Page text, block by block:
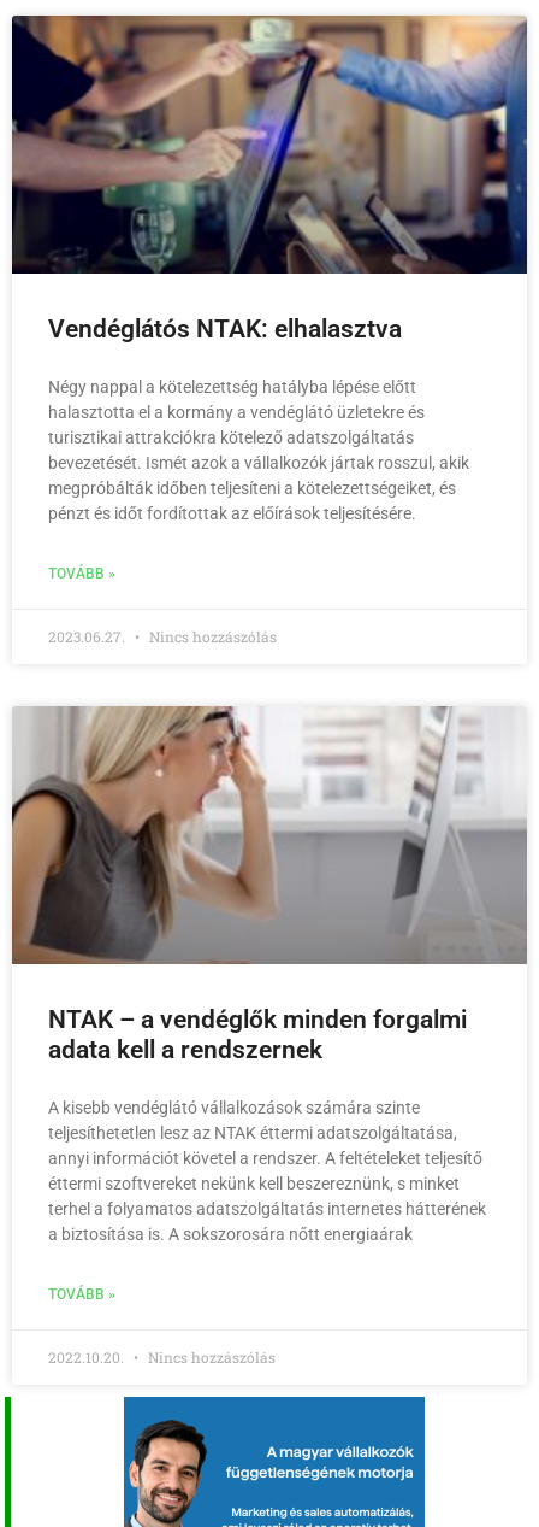
Vendéglátós NTAK: elhalasztva
Négy nappal a kötelezettség hatályba lépése előtt
halasztotta el a kormány a vendéglátó üzletekre és
turisztikai attrakciókra kötelező adatszolgáltatás
bevezetését. Ismét azok a vállalkozók jártak rosszul, akik
megpróbálták időben teljesíteni a kötelezettségeiket, és
pénzt és időt fordítottak az előírások teljesítésére.
TOVÁBB »
2023.06.27. Nincs hozzászólás
NTAK – a vendéglők minden forgalmi
adata kell a rendszernek
A kisebb vendéglátó vállalkozások számára szinte
teljesíthetetlen lesz az NTAK éttermi adatszolgáltatása,
annyi információt követel a rendszer. A feltételeket teljesítő
éttermi szoftvereket nekünk kell beszereznünk, s minket
terhel a folyamatos adatszolgáltatás internetes hátterének
a biztosítása is. A sokszorosára nőtt energiaárak
TOVÁBB »
2022.10.20. Nincs hozzászólás